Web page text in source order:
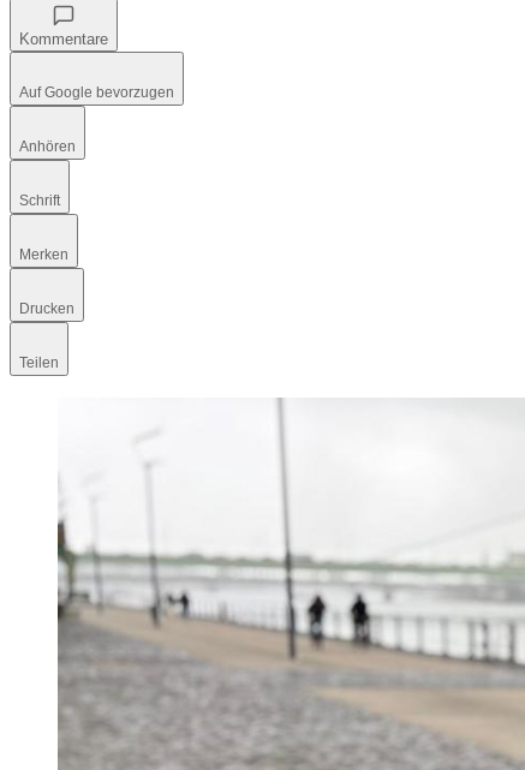
Kommentare
Auf Google bevorzugen
Anhören
Schrift
Merken
Drucken
Teilen